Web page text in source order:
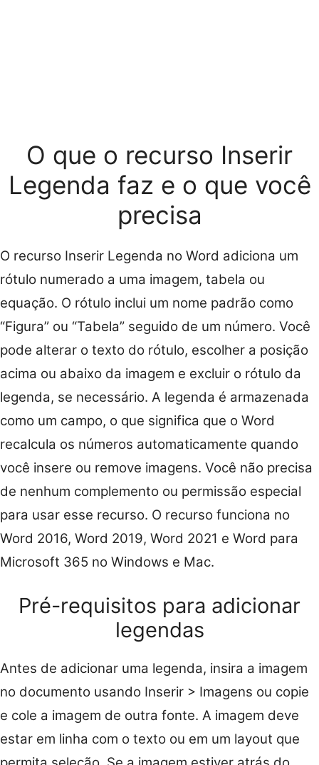
O que o recurso Inserir
Legenda faz e o que você
precisa
O recurso Inserir Legenda no Word adiciona um
rótulo numerado a uma imagem, tabela ou
equação. O rótulo inclui um nome padrão como
“Figura” ou “Tabela” seguido de um número. Você
pode alterar o texto do rótulo, escolher a posição
acima ou abaixo da imagem e excluir o rótulo da
legenda, se necessário. A legenda é armazenada
como um campo, o que significa que o Word
recalcula os números automaticamente quando
você insere ou remove imagens. Você não precisa
de nenhum complemento ou permissão especial
para usar esse recurso. O recurso funciona no
Word 2016, Word 2019, Word 2021 e Word para
Microsoft 365 no Windows e Mac.
Pré-requisitos para adicionar
legendas
Antes de adicionar uma legenda, insira a imagem
no documento usando Inserir > Imagens ou copie
e cole a imagem de outra fonte. A imagem deve
estar em linha com o texto ou em um layout que